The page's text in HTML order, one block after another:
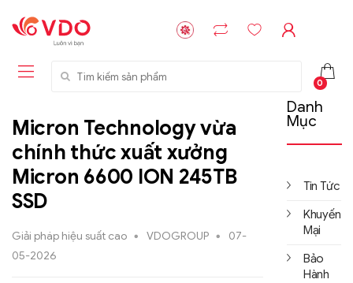
Tìm kiếm sản phẩm
0
Micron Technology vừa
chính thức xuất xưởng
Micron 6600 ION 245TB
SSD
Giải pháp hiệu suất cao VDOGROUP
07-
05-2026
Danh
Mục
Tin Tức
Khuyến
Mại
Bảo
Hành